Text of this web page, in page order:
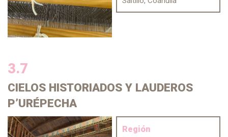
3.7
CIELOS HISTORIADOS Y LAUDEROS
P’URÉPECHA
Región